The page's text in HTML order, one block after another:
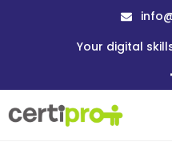
Your digital